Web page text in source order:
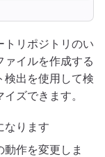
トリポジトリのい
イルを作成する
検出を使用して検
ズできます。
なります
作を変更しま